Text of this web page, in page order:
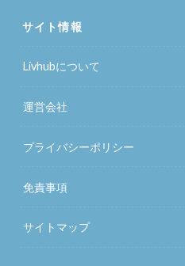
サイト情報
Livhubについて
運営会社
プライバシーポリシー
免責事項
サイトマップ